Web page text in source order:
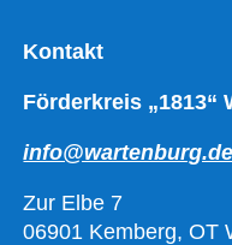
Kontakt
Förderkreis „1813“
info@wartenburg.de
Zur Elbe 7
06901 Kemberg, OT